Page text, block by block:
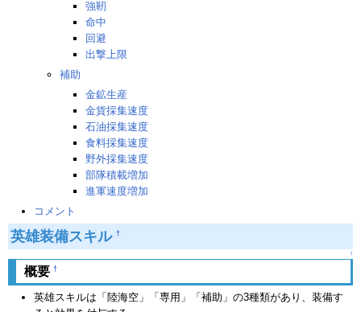
強靭
命中
回避
出撃上限
補助
金鉱生産
金貨採集速度
石油採集速度
食料採集速度
野外採集速度
部隊積載増加
進軍速度増加
コメント
英雄装備スキル †
↑
概要 †
英雄スキルは「陸海空」「専用」「補助」の3種類があり、装備す